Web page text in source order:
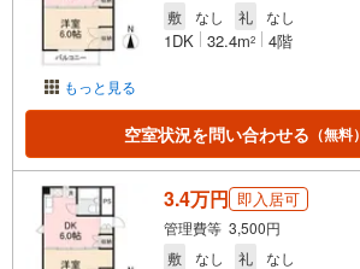
もっと見る
敷
なし 礼 なし
1DK 32.4m2 4階
空室状況を問い合わせる （無料）
3.4万円 即入居可
管理費等 3,500円
敷
なし 礼 なし